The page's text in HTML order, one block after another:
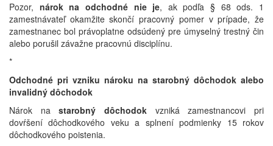
Pozor, nárok na odchodné nie je, ak podľa § 68 ods. 1
zamestnávateľ okamžite skončí pracovný pomer v prípade, že
zamestnanec bol právoplatne odsúdený pre úmyselný trestný čin
alebo porušil závažne pracovnú disciplínu.
*
Odchodné pri vzniku nároku na starobný dôchodok alebo
invalidný dôchodok
Nárok nastarobný dôchodok vzniká zamestnancovi pri
dovŕšení dôchodkového veku a splnení podmienky 15 rokov
dôchodkového poistenia.